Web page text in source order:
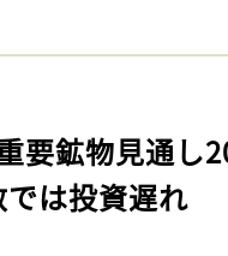
要鉱物見通
は投資遅れ